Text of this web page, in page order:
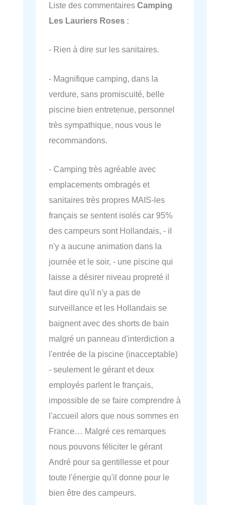
Liste des commentaires Camping
Les Lauriers Roses :
- Rien à dire sur les sanitaires.
- Magnifique camping, dans la
verdure, sans promiscuité, belle
piscine bien entretenue, personnel
très sympathique, nous vous le
recommandons.
- Camping très agréable avec
emplacements ombragés et
sanitaires très propres MAIS-les
français se sentent isolés car 95%
des campeurs sont Hollandais, - il
n'y a aucune animation dans la
journée et le soir, - une piscine qui
laisse a désirer niveau propreté il
faut dire qu'il n'y a pas de
surveillance et les Hollandais se
baignent avec des shorts de bain
malgré un panneau d'interdiction a
l'entrée de la piscine (inacceptable)
- seulement le gérant et deux
employés parlent le français,
impossible de se faire comprendre à
l'accueil alors que nous sommes en
France… Malgré ces remarques
nous pouvons féliciter le gérant
André pour sa gentillesse et pour
toute l'énergie qu'il donne pour le
bien être des campeurs.